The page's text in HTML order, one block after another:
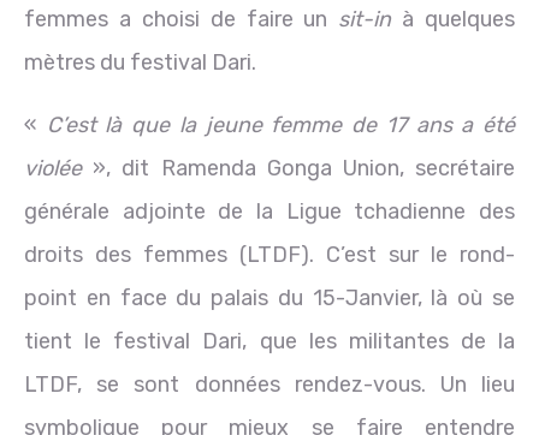
femmes a choisi de faire un sit-in à quelques
mètres du festival Dari.
« C’est là que la jeune femme de 17 ans a été
violée», dit Ramenda Gonga Union, secrétaire
générale adjointe de la Ligue tchadienne des
droits des femmes (LTDF). C’est sur le rond-
point en face du palais du 15-Janvier, là où se
tient le festival Dari, que les militantes de la
LTDF, se sont données rendez-vous. Un lieu
symbolique pour mieux se faire entendre